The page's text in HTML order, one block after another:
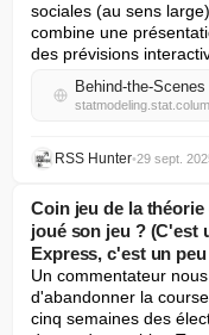
sociales (au sens
combine une
des prévisions
RSS Hunter•29 sept.
Coin jeu de la
joué son jeu ? (C'est
Express, c'est un
Un commentateur
d'abandonner la
cinq semaines des